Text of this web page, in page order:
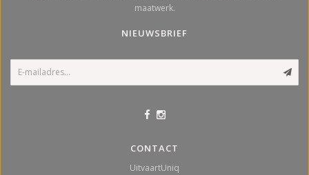
maatwerk.
NIEUWSBRIEF
CONTACT
UitvaartUniq